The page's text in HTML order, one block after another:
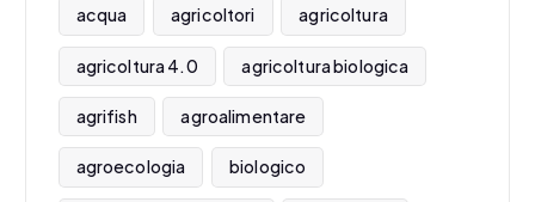
acqua agricoltori agricoltura
agricoltura 4.0 agricoltura biologica
agrifish agroalimentare
agroecologia biologico